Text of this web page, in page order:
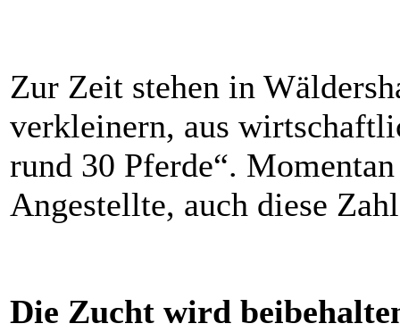
Zur Zeit stehen in
verkleinern, aus
rund 30 Pferde“.
Angestellte, auch diese
Die Zucht wird